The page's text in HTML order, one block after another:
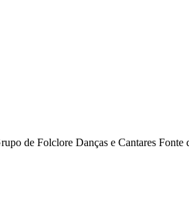
de Folclore Danças e Cantares